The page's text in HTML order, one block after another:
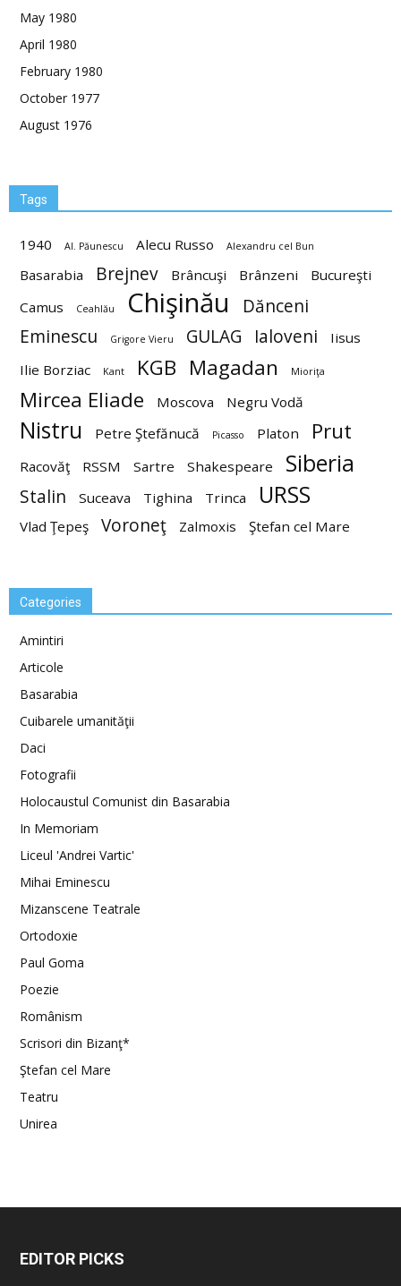
May 1980
April 1980
February 1980
October 1977
August 1976
Tags
1940 Al. Păunescu Alecu Russo Alexandru cel Bun
Basarabia Brejnev Brâncuşi Brânzeni
Bucureşti
Camus
Ceahlău Chişinău
Dănceni
Eminescu
Grigore Vieru GULAG Ialoveni
Iisus
Ilie Borziac
Kant KGB Magadan Mioriţa
Mircea Eliade Moscova Negru Vodă
Nistru Petre Ştefănucă Picasso Platon Prut
Racovăţ RSSM Sartre Shakespeare Siberia
Stalin Suceava Tighina Trinca URSS
Vlad Ţepeş Voroneţ Zalmoxis Ştefan cel Mare
Categories
Amintiri
Articole
Basarabia
Cuibarele umanităţii
Daci
Fotografii
Holocaustul Comunist din Basarabia
In Memoriam
Liceul 'Andrei Vartic'
Mihai Eminescu
Mizanscene Teatrale
Ortodoxie
Paul Goma
Poezie
Românism
Scrisori din Bizanţ*
Ştefan cel Mare
Teatru
Unirea
EDITOR PICKS